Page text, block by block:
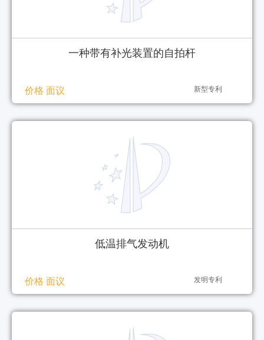
一种带有补光装置的自拍杆
价格 面议 新型专利
低温排气发动机
价格 面议 发明专利